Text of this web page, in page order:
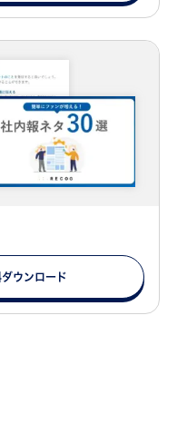
ウンロード